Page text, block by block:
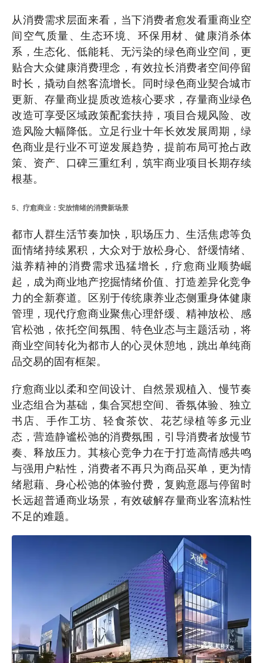
从消费需求层面来看，当下消费者愈发看重商业空
间空气质量、生态环境、环保用材、健康消杀体
系，生态化、低能耗、无污染的绿色商业空间，更
贴合大众健康消费理念，有效拉长消费者空间停留
时长，撬动自然客流增长。同时绿色商业契合城市
更新、存量商业提质改造核心要求，存量商业绿色
改造可享受区域政策配套扶持，项目合规风险、改
造风险大幅降低。立足行业十年长效发展周期，绿
色商业是行业不可逆发展趋势，提前布局可抢占政
策、资产、口碑三重红利，筑牢商业项目长期存续
根基。
5、疗愈商业：安放情绪的消费新场景
都市人群生活节奏加快，职场压力、生活焦虑等负
面情绪持续累积，大众对于放松身心、舒缓情绪、
滋养精神的消费需求迅猛增长，疗愈商业顺势崛
起，成为商业地产挖掘情绪价值、打造差异化竞争
力的全新赛道。区别于传统康养业态侧重身体健康
管理，现代疗愈商业聚焦心理舒缓、精神放松、感
官松弛，依托空间氛围、特色业态与主题活动，将
商业空间转化为都市人的心灵休憩地，跳出单纯商
品交易的固有框架。
疗愈商业以柔和空间设计、自然景观植入、慢节奏
业态组合为基础，集合冥想空间、香氛体验、独立
书店、手作工坊、轻食茶饮、花艺绿植等多元业
态，营造静谧松弛的消费氛围，引导消费者放慢节
奏、释放压力。其核心竞争力在于打造高情感共鸣
与强用户粘性，消费者不再只为商品买单，更为情
绪慰藉、身心松弛的体验付费，复购意愿与停留时
长远超普通商业场景，有效破解存量商业客流粘性
不足的难题。